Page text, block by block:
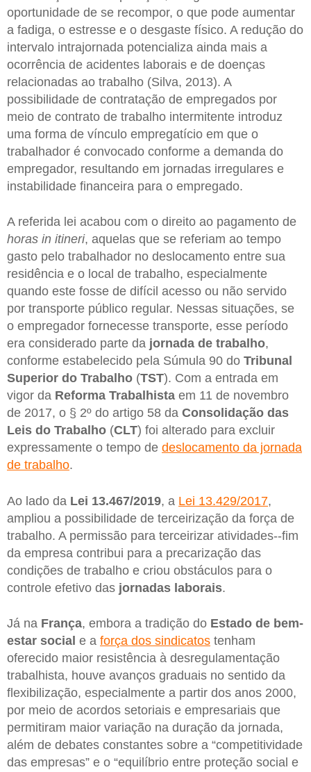
oportunidade de se recompor, o que pode aumentar
a fadiga, o estresse e o desgaste físico. A redução do
intervalo intrajornada potencializa ainda mais a
ocorrência de acidentes laborais e de doenças
relacionadas ao trabalho (Silva, 2013). A
possibilidade de contratação de empregados por
meio de contrato de trabalho intermitente introduz
uma forma de vínculo empregatício em que o
trabalhador é convocado conforme a demanda do
empregador, resultando em jornadas irregulares e
instabilidade financeira para o empregado.
A referida lei acabou com o direito ao pagamento de
horas in itineri, aquelas que se referiam ao tempo
gasto pelo trabalhador no deslocamento entre sua
residência e o local de trabalho, especialmente
quando este fosse de difícil acesso ou não servido
por transporte público regular. Nessas situações, se
o empregador fornecesse transporte, esse período
era considerado parte da jornada de trabalho,
conforme estabelecido pela Súmula 90 do Tribunal
Superior do Trabalho (TST). Com a entrada em
vigor da Reforma Trabalhista em 11 de novembro
de 2017, o § 2º do artigo 58 da Consolidação das
Leis do Trabalho (CLT) foi alterado para excluir
expressamente o tempo de deslocamento da jornada
de trabalho.
Ao lado da Lei 13.467/2019, a Lei 13.429/2017,
ampliou a possibilidade de terceirização da força de
trabalho. A permissão para terceirizar atividades--fim
da empresa contribui para a precarização das
condições de trabalho e criou obstáculos para o
controle efetivo das jornadas laborais.
Já na França, embora a tradição do Estado de bem-
estar social e a força dos sindicatos tenham
oferecido maior resistência à desregulamentação
trabalhista, houve avanços graduais no sentido da
flexibilização, especialmente a partir dos anos 2000,
por meio de acordos setoriais e empresariais que
permitiram maior variação na duração da jornada,
além de debates constantes sobre a “competitividade
das empresas” e o “equilíbrio entre proteção social e